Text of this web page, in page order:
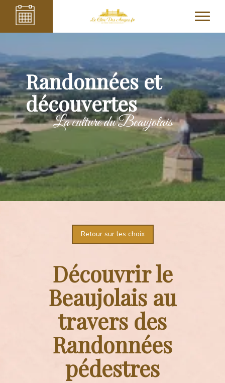
Randonnées et
découvertes
La culture du Beaujolais
Retour sur les choix
Découvrir le
Beaujolais au
travers des
Randonnées
pédestres